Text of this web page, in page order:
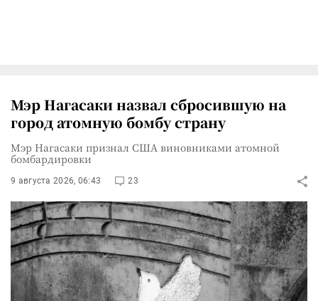
Мэр Нагасаки назвал сбросившую на
город атомную бомбу страну
Мэр Нагасаки признал США виновниками атомной
бомбардировки
9 августа 2026, 06:43 23